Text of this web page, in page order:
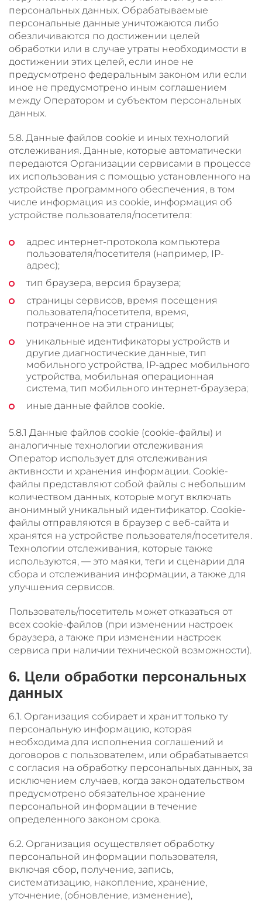
персональных данных. Обрабатываемые
персональные данные уничтожаются либо
обезличиваются по достижении целей
обработки или в случае утраты необходимости в
достижении этих целей, если иное не
предусмотрено федеральным законом или если
иное не предусмотрено иным соглашением
между Оператором и субъектом персональных
данных.
5.8. Данные файлов cookie и иных технологий
отслеживания. Данные, которые автоматически
передаются Организации сервисами в процессе
их использования с помощью установленного на
устройстве программного обеспечения, в том
числе информация из cookie, информация об
устройстве пользователя/посетителя:
адрес интернет-протокола компьютера
пользователя/посетителя (например, IP-
адрес);
тип браузера, версия браузера;
страницы сервисов, время посещения
пользователя/посетителя, время,
потраченное на эти страницы;
уникальные идентификаторы устройств и
другие диагностические данные, тип
мобильного устройства, IP-адрес мобильного
устройства, мобильная операционная
система, тип мобильного интернет-браузера;
иные данные файлов cookie.
5.8.1 Данные файлов cookie (сookie-файлы) и
аналогичные технологии отслеживания
Оператор использует для отслеживания
активности и хранения информации. Сookie-
файлы представляют собой файлы с небольшим
количеством данных, которые могут включать
анонимный уникальный идентификатор. Cookie-
файлы отправляются в браузер с веб-сайта и
хранятся на устройстве пользователя/посетителя.
Технологии отслеживания, которые также
используются, — это маяки, теги и сценарии для
сбора и отслеживания информации, а также для
улучшения сервисов.
Пользователь/посетитель может отказаться от
всех cookie-файлов (при изменении настроек
браузера, а также при изменении настроек
сервиса при наличии технической возможности).
6. Цели обработки персональных
данных
6.1. Организация собирает и хранит только ту
персональную информацию, которая
необходима для исполнения соглашений и
договоров с пользователем, или обрабатывается
с согласия на обработку персональных данных, за
исключением случаев, когда законодательством
предусмотрено обязательное хранение
персональной информации в течение
определенного законом срока.
6.2. Организация осуществляет обработку
персональной информации пользователя,
включая сбор, получение, запись,
систематизацию, накопление, хранение,
уточнение, (обновление, изменение),